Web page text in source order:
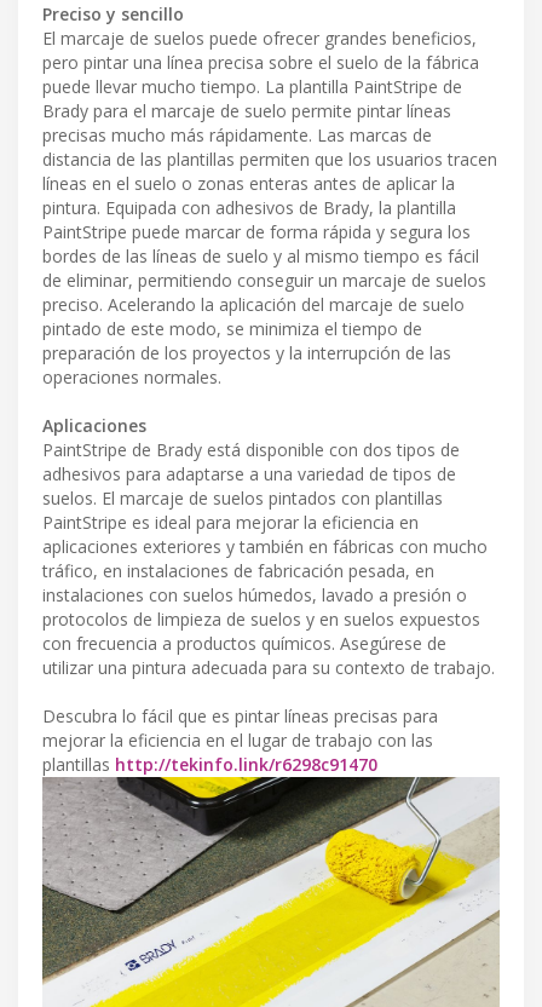
Preciso y sencillo
El marcaje de suelos puede ofrecer grandes beneficios,
pero pintar una línea precisa sobre el suelo de la fábrica
puede llevar mucho tiempo. La plantilla PaintStripe de
Brady para el marcaje de suelo permite pintar líneas
precisas mucho más rápidamente. Las marcas de
distancia de las plantillas permiten que los usuarios tracen
líneas en el suelo o zonas enteras antes de aplicar la
pintura. Equipada con adhesivos de Brady, la plantilla
PaintStripe puede marcar de forma rápida y segura los
bordes de las líneas de suelo y al mismo tiempo es fácil
de eliminar, permitiendo conseguir un marcaje de suelos
preciso. Acelerando la aplicación del marcaje de suelo
pintado de este modo, se minimiza el tiempo de
preparación de los proyectos y la interrupción de las
operaciones normales.
Aplicaciones
PaintStripe de Brady está disponible con dos tipos de
adhesivos para adaptarse a una variedad de tipos de
suelos. El marcaje de suelos pintados con plantillas
PaintStripe es ideal para mejorar la eficiencia en
aplicaciones exteriores y también en fábricas con mucho
tráfico, en instalaciones de fabricación pesada, en
instalaciones con suelos húmedos, lavado a presión o
protocolos de limpieza de suelos y en suelos expuestos
con frecuencia a productos químicos. Asegúrese de
utilizar una pintura adecuada para su contexto de trabajo.
Descubra lo fácil que es pintar líneas precisas para
mejorar la eficiencia en el lugar de trabajo con las
plantillas http://tekinfo.link/r6298c91470